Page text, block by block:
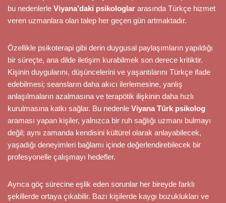
bu nedenlerle Viyana’daki psikologlar arasında Türkçe hizmet
veren uzmanlara olan talep her geçen gün artmaktadır.
Özellikle psikoterapi gibi derin duygusal paylaşımların yapıldığı
bir süreçte, ana dilde iletişim kurabilmek son derece kritiktir.
Kişinin duygularını, düşüncelerini ve yaşantılarını Türkçe ifade
edebilmesi; seansların daha akıcı ilerlemesine, yanlış
anlaşılmaların azalmasına ve terapötik ilişkinin daha hızlı
kurulmasına katkı sağlar. Bu nedenle Viyana Türk psikolog
araması yapan kişiler, yalnızca bir ruh sağlığı uzmanı bulmayı
değil; aynı zamanda kendisini kültürel olarak anlayabilecek,
yaşadığı deneyimleri bağlamı içinde değerlendirebilecek bir
profesyonelle çalışmayı hedefler.
Ayrıca göç sürecine eşlik eden sorunlar her bireyde farklı
şekillerde ortaya çıkabilir. Bazı kişilerde kaygı bozuklukları ve